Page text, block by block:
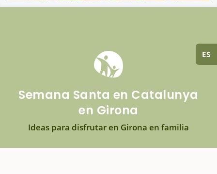
ES
Semana Santa en Catalunya
en Girona
Ideas para disfrutar en Girona en familia